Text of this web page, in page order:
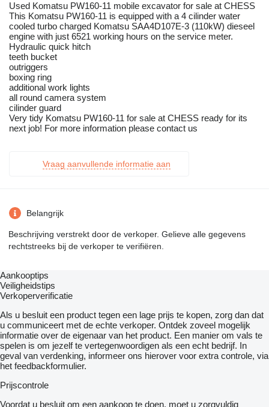
Used Komatsu PW160-11 mobile excavator for sale at CHESS
This Komatsu PW160-11 is equipped with a 4 cilinder water
cooled turbo charged Komatsu SAA4D107E-3 (110kW) dieseel
engine with just 6521 working hours on the service meter.
Hydraulic quick hitch
teeth bucket
outriggers
boxing ring
additional work lights
all round camera system
cilinder guard
Very tidy Komatsu PW160-11 for sale at CHESS ready for its
next job! For more information please contact us
Vraag aanvullende informatie aan
Belangrijk
Beschrijving verstrekt door de verkoper. Gelieve alle gegevens
rechtstreeks bij de verkoper te verifiëren.
Aankooptips
Veiligheidstips
Verkoperverificatie
Als u besluit een product tegen een lage prijs te kopen, zorg dan dat
u communiceert met de echte verkoper. Ontdek zoveel mogelijk
informatie over de eigenaar van het product. Een manier om vals te
spelen is om jezelf te vertegenwoordigen als een echt bedrijf. In
geval van verdenking, informeer ons hierover voor extra controle, via
het feedbackformulier.
Prijscontrole
Voordat u besluit om een ​​aankoop te doen, moet u zorgvuldig